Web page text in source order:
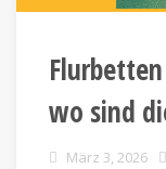
wo sind
März 3, 2026